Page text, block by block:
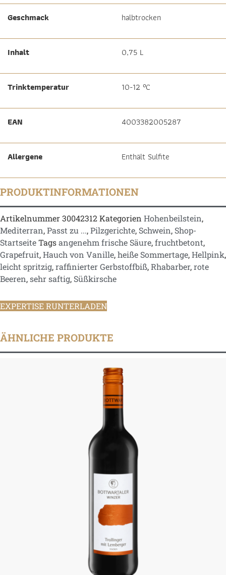
Geschmack halbtrocken
Inhalt 0,75 L
Trinktemperatur 10-12 °C
EAN 4003382005287
Allergene Enthält Sulfite
PRODUKTINFORMATIONEN
Artikelnummer30042312Kategorien Hohenbeilstein,
Mediterran,Passt zu ...,Pilzgerichte, Schwein, Shop-
StartseiteTagsangenehm frische Säure,fruchtbetont,
Grapefruit,Hauch von Vanille,heiße Sommertage,Hellpink,
leicht spritzig,raffinierter Gerbstoffbiß,Rhabarber,rote
Beeren,sehr saftig, Süßkirsche
EXPERTISE RUNTERLADEN
ÄHNLICHE PRODUKTE